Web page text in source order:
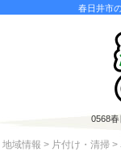
春日井市
0568
地域情報 > 片付け・清掃 >